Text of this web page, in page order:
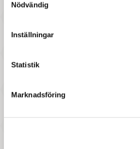
Nödvändig
Inställningar
Statistik
Marknadsföring
Pris
Motorcykel Set